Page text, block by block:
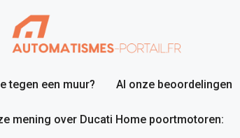
tegen een muur? Al onze beoordelingen
mening over Ducati Home poortmotoren: